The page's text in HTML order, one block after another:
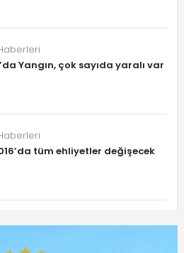
Yangın, çok sayıda yaralı var
tüm ehliyetler değişecek